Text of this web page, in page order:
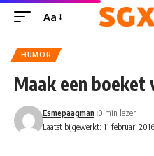
Aa
HUMOR
Maak een boeket
Laatst bijgewerkt: 11 februari 2016
Esmepaagman 0 min lezen